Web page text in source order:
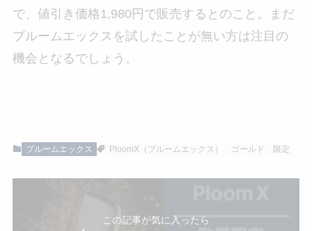
で、値引き価格1,980円で販売するとのこと。まだ
プルームエックスを試したことが無い方は注目の
機会となるでしょう。
プルームエックス PloomX（プルームエックス） ゴールド 限定
この記事が気に入ったら